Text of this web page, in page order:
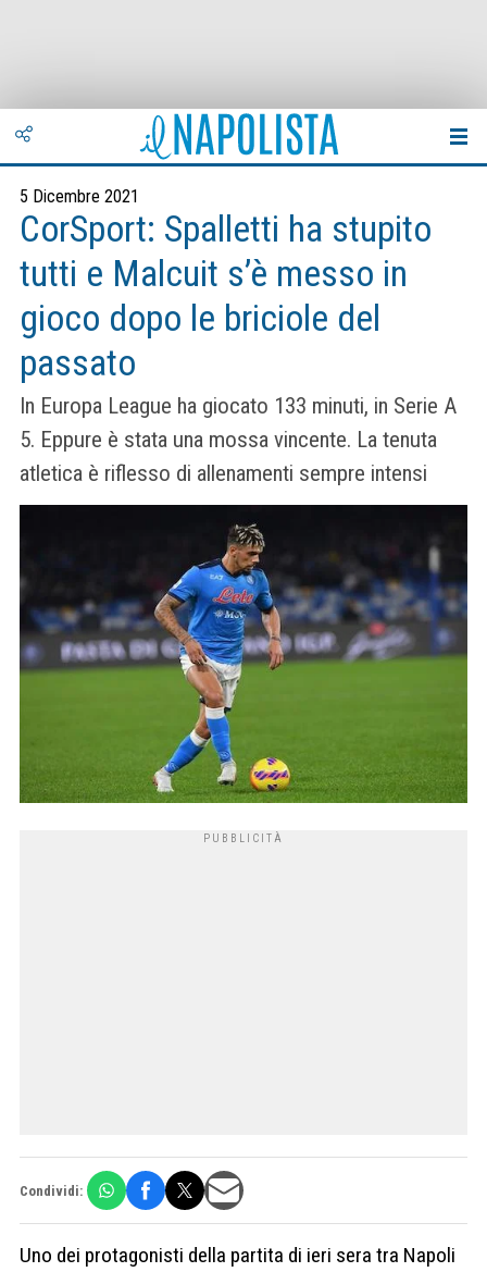
5 Dicembre 2021
CorSport: Spalletti ha stupito
tutti e Malcuit s’è messo in
gioco dopo le briciole del
passato
In Europa League ha giocato 133 minuti, in Serie A
5. Eppure è stata una mossa vincente. La tenuta
atletica è riflesso di allenamenti sempre intensi
Condividi:
Uno dei protagonisti della partita di ieri sera tra Napoli